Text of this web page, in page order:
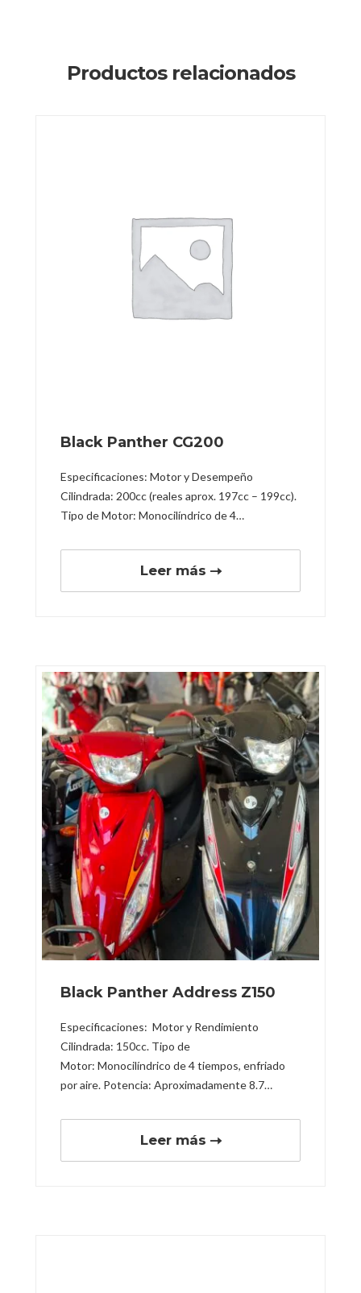
Productos relacionados
Black Panther CG200
Especificaciones: Motor y Desempeño
Cilindrada: 200cc (reales aprox. 197cc – 199cc).
Tipo de Motor: Monocilíndrico de 4…
Leer más
Black Panther Address Z150
Especificaciones: Motor y Rendimiento
Cilindrada: 150cc. Tipo de
Motor: Monocilíndrico de 4 tiempos, enfriado
por aire. Potencia: Aproximadamente 8.7…
Leer más